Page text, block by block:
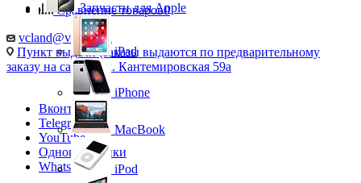
Сравнение товаров0
vcland@vcland.ru
Пункт выдачи (заказы выдаются по предварительному
заказу на сайте), ул. Кантемировская 59а
Вконтакте
Telegram
YouTube
Одноклассники
WhatsApp
Запчасти для Apple
iPad
iPhone
MacBook
iPod